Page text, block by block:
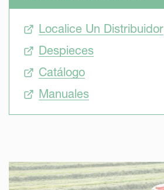
Localice Un Distribuidor
Despieces
Catálogo
Manuales